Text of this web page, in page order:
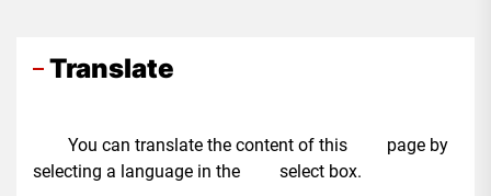
Translate
You can translate the content of this page by
selecting a language in the select box.